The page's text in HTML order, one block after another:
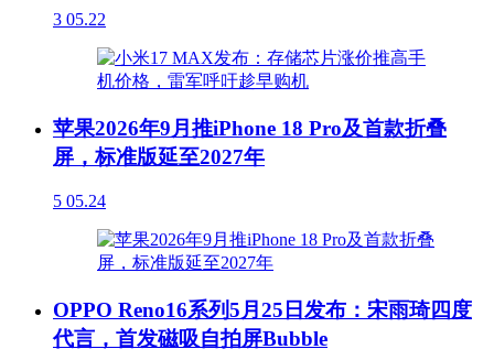
3 05.22
苹果2026年9月推iPhone 18 Pro及首款折叠
屏，标准版延至2027年
5 05.24
OPPO Reno16系列5月25日发布：宋雨琦四度
代言，首发磁吸自拍屏Bubble